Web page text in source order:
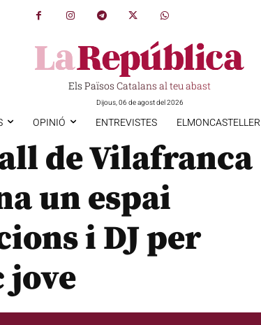
Els Països Catalans al teu abast
Dijous, 06 de agost del 2026
OPINIÓ ENTREVISTES ELMONCASTELLER
de Vilafranca
un espai
i DJ per
jove